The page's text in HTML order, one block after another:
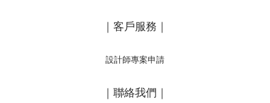
｜客戶服務｜
設計師專案申請
｜聯絡我們｜